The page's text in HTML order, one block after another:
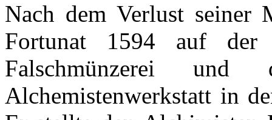
Nach dem Verlustseiner
Fortunat 1594 auf
der
Falschmünzerei und
Alchemistenwerkstatt in